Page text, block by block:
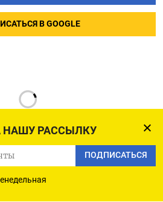
РАССЫЛКУ
ПОДПИСАТЬСЯ
В GOOGLE